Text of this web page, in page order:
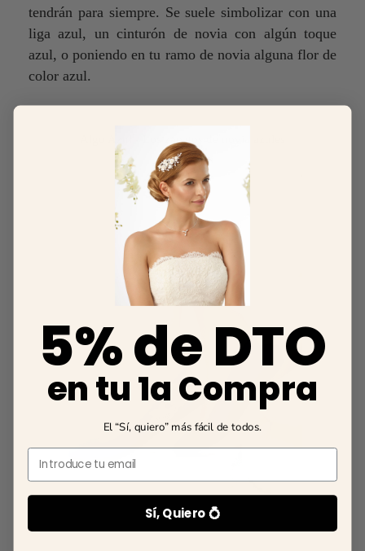
tendrán para siempre. Se suele simbolizar con una
liga azul, un cinturón de novia con algún toque
azul, o poniendo en tu ramo de novia alguna flor de
color azul.
Algo Azul - Los zapatos de novia azules
5% de DTO
en tu 1a Compra
El “Sí, quiero” más fácil de todos.
Email
Sí, Quiero 💍